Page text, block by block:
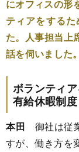
にオフィスの形
ティアをする
た。人事担当上
話を伺いました
ボランティ
有給休暇制度
本田 御社は従
すが、働き方を